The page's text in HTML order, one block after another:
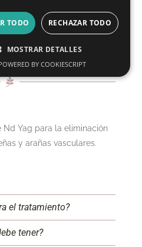
varices
Yag para la eliminación
y arañas vasculares.
el tratamiento?
tener?
TODO RECHAZAR TODO
MOSTRAR DETALLES
BY COOKIESCRIPT